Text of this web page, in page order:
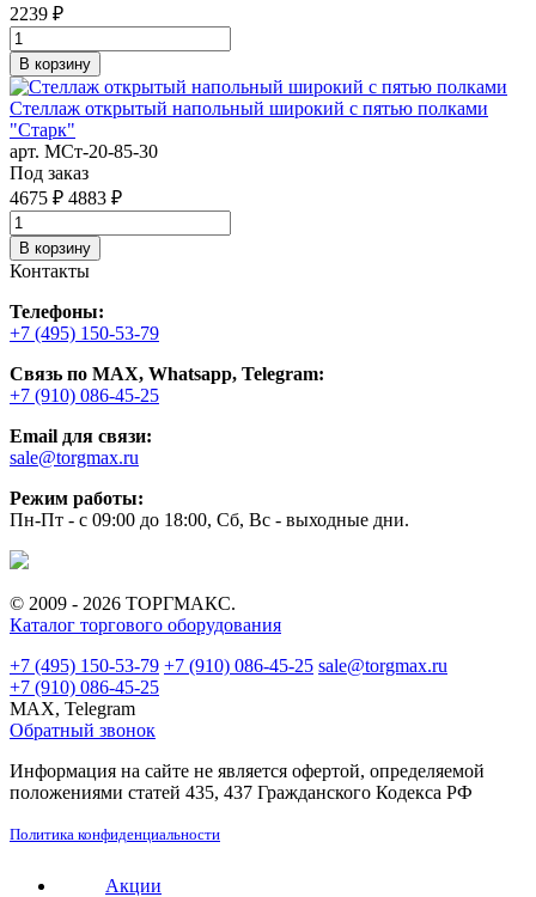
2239 ₽
В корзину
Стеллаж открытый напольный широкий с пятью полками
"Старк"
арт. MСт-20-85-30
Под заказ
4675 ₽ 4883 ₽
В корзину
Контакты
Телефоны:
+7 (495) 150-53-79
Связь по MAX, Whatsapp, Telegram:
+7 (910) 086-45-25
Email для связи:
sale@torgmax.ru
Режим работы:
Пн-Пт - с 09:00 до 18:00, Сб, Вс - выходные дни.
© 2009 - 2026 ТОРГМАКС.
Каталог торгового оборудования
+7 (495) 150-53-79 +7 (910) 086-45-25 sale@torgmax.ru
+7 (910) 086-45-25
MAX, Telegram
Обратный звонок
Информация на сайте не является офертой, определяемой
положениями статей 435, 437 Гражданского Кодекса РФ
Политика конфиденциальности
Акции